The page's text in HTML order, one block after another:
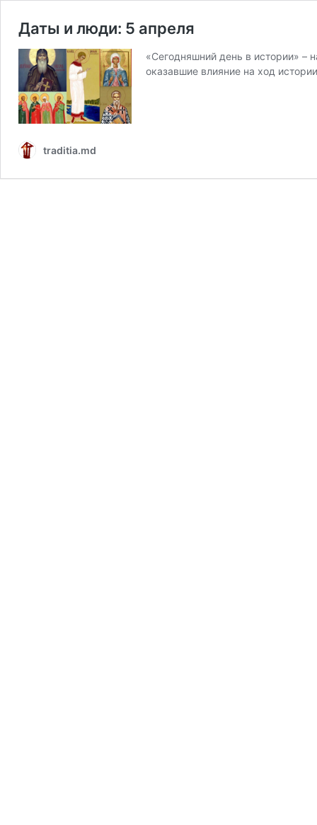
Даты и люди: 5 апреля
«Сегодняшний день в истории»
оказавшие влияние на ход
traditia.md